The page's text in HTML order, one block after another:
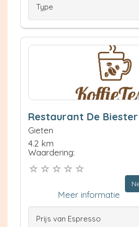
Type
Restaurant De Biester
Gieten
4.2 km
Waardering:
Meer informatie
Prijs van Espresso